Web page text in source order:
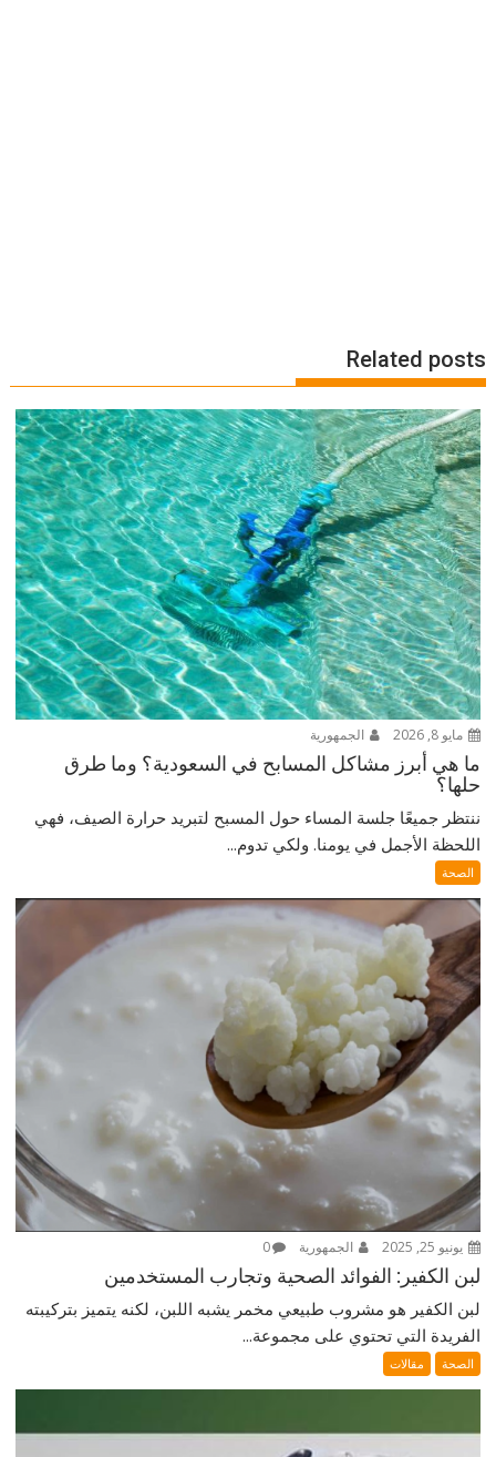
Related posts
مايو 8, 2026 الجمهورية
ما هي أبرز مشاكل المسابح في السعودية؟ وما طرق
حلها؟
ننتظر جميعًا جلسة المساء حول المسبح لتبريد حرارة الصيف، فهي
اللحظة الأجمل في يومنا. ولكي تدوم...
الصحة
يونيو 25, 2025 الجمهورية 0
لبن الكفير: الفوائد الصحية وتجارب المستخدمين
لبن الكفير هو مشروب طبيعي مخمر يشبه اللبن، لكنه يتميز بتركيبته
الفريدة التي تحتوي على مجموعة...
الصحة مقالات